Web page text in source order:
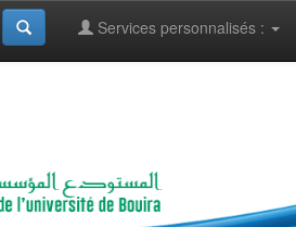
Services personnalisés :